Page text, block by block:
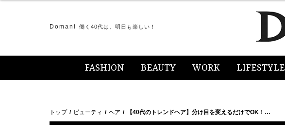
Domani 働く40代は、明日も楽しい！
FASHION BEAUTY WORK LIFESTYLE
トップ ビューティ ヘア 【40代のトレンドヘア】分け目を変えるだけでOK！…